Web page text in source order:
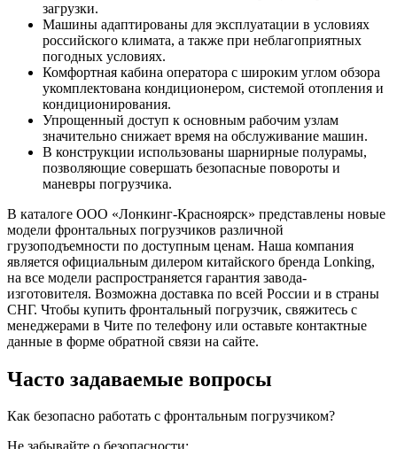
загрузки.
Машины адаптированы для эксплуатации в условиях
российского климата, а также при неблагоприятных
погодных условиях.
Комфортная кабина оператора с широким углом обзора
укомплектована кондиционером, системой отопления и
кондиционирования.
Упрощенный доступ к основным рабочим узлам
значительно снижает время на обслуживание машин.
В конструкции использованы шарнирные полурамы,
позволяющие совершать безопасные повороты и
маневры погрузчика.
В каталоге ООО «Лонкинг-Красноярск» представлены новые
модели фронтальных погрузчиков различной
грузоподъемности по доступным ценам. Наша компания
является официальным дилером китайского бренда Lonking,
на все модели распространяется гарантия завода-
изготовителя. Возможна доставка по всей России и в страны
СНГ. Чтобы купить фронтальный погрузчик, свяжитесь с
менеджерами в Чите по телефону или оставьте контактные
данные в форме обратной связи на сайте.
Часто задаваемые вопросы
Как безопасно работать с фронтальным погрузчиком?